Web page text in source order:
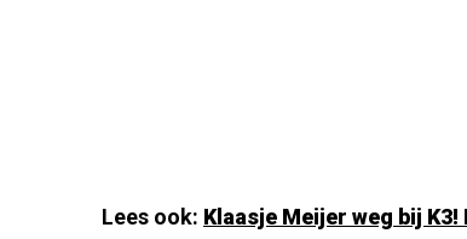
Lees ook: Klaasje Meijer weg bij